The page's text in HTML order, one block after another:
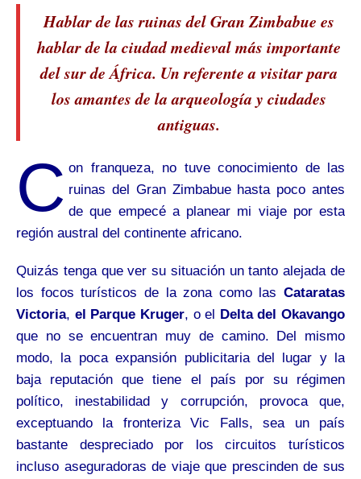
Hablar de las ruinas del Gran Zimbabue es
hablar de la ciudad medieval más importante
del sur de África. Un referente a visitar para
los amantes de la arqueología y ciudades
antiguas.
C on franqueza, no tuveconocimiento de las
ruinas del Gran Zimbabue hasta poco antes
de que empecé a planear mi viaje por esta
región austral del continente africano.
Quizás tenga que ver su situación un tanto alejada de
los focos turísticos de la zona como las Cataratas
Victoria, el Parque Kruger, o el Delta del Okavango
que no se encuentran muy de camino. Del mismo
modo, la poca expansión publicitaria del lugar y la
baja reputación que tiene el país por su régimen
político, inestabilidad y corrupción, provoca que,
exceptuando la fronteriza Vic Falls, sea un país
bastante despreciado por los circuitos turísticos
incluso aseguradoras de viaje que prescinden de sus